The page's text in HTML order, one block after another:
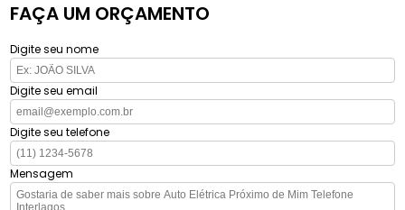
FAÇA UM ORÇAMENTO
Digite seu nome
Digite seu email
Digite seu telefone
Mensagem